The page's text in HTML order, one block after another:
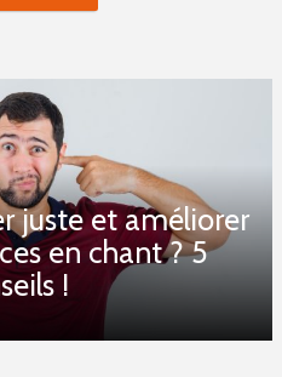
juste et améliorer
en chant ? 5
!